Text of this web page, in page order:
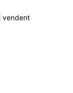
vendent